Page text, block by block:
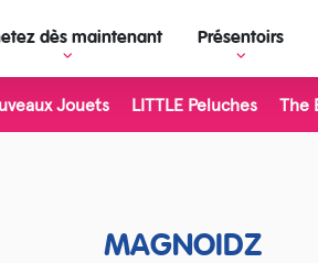
dès maintenant
View all
LITTLE
Présentoirs
Voir Présentoirs
Jouets LITTLE Peluches The
MAGNOIDZ